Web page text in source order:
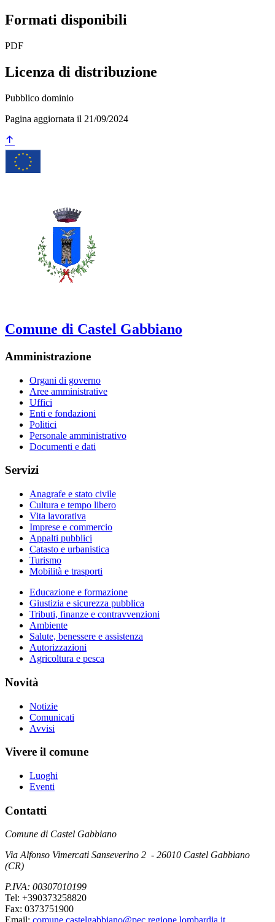
Formati disponibili
PDF
Licenza di distribuzione
Pubblico dominio
Pagina aggiornata il 21/09/2024
Comune di Castel Gabbiano
Amministrazione
Organi di governo
Aree amministrative
Uffici
Enti e fondazioni
Politici
Personale amministrativo
Documenti e dati
Servizi
Anagrafe e stato civile
Cultura e tempo libero
Vita lavorativa
Imprese e commercio
Appalti pubblici
Catasto e urbanistica
Turismo
Mobilità e trasporti
Educazione e formazione
Giustizia e sicurezza pubblica
Tributi, finanze e contravvenzioni
Ambiente
Salute, benessere e assistenza
Autorizzazioni
Agricoltura e pesca
Novità
Notizie
Comunicati
Avvisi
Vivere il comune
Luoghi
Eventi
Contatti
Comune di Castel Gabbiano
Via Alfonso Vimercati Sanseverino 2 - 26010 Castel Gabbiano
(CR)
P.IVA: 00307010199
Tel: +390373258820
Fax: 0373751900